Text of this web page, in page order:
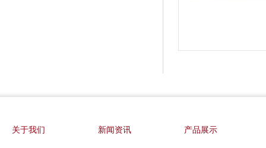
关于我们 新闻资讯 产品展示